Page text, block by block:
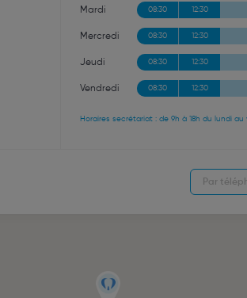
Mardi 08:30 12:30
Mercredi 08:30 12:30
Jeudi 08:30 12:30
Vendredi 08:30 12:30
Horaires secrétariat : de 9h à 18h du lundi au
Par